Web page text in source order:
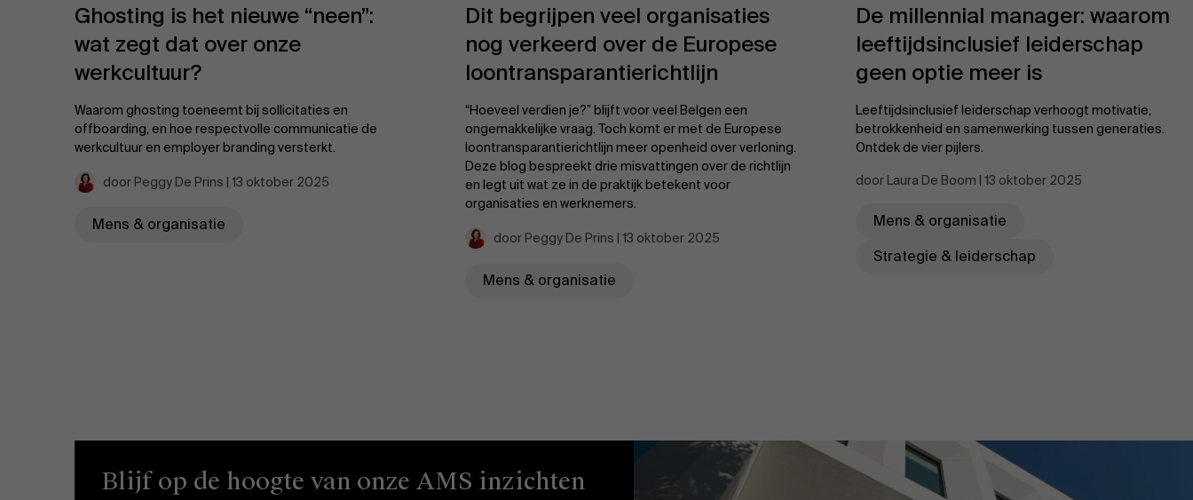
Ghosting is het nieuwe “neen”:
wat zegt dat over onze
werkcultuur?
Waarom ghosting toeneemt bij sollicitaties en
offboarding, en hoe respectvolle communicatie de
werkcultuur en employer branding versterkt.
door Peggy De Prins | 13 oktober 2025
Mens & organisatie
Dit begrijpen veel organisaties
nog verkeerd over de Europese
loontransparantierichtlijn
“Hoeveel verdien je?” blijft voor veel Belgen een
ongemakkelijke vraag. Toch komt er met de Europese
loontransparantierichtlijn meer openheid over verloning.
Deze blog bespreekt drie misvattingen over de richtlijn
en legt uit wat ze in de praktijk betekent voor
organisaties en werknemers.
door Peggy De Prins | 13 oktober 2025
Mens & organisatie
De millennial manager: waarom
leeftijdsinclusief leiderschap
geen optie meer is
Leeftijdsinclusief leiderschap verhoogt motivatie,
betrokkenheid en samenwerking tussen generaties.
Ontdek de vier pijlers.
door Laura De Boom | 13 oktober 2025
Mens & organisatie
Strategie & leiderschap
Blijf op de hoogte van onze AMS inzichten